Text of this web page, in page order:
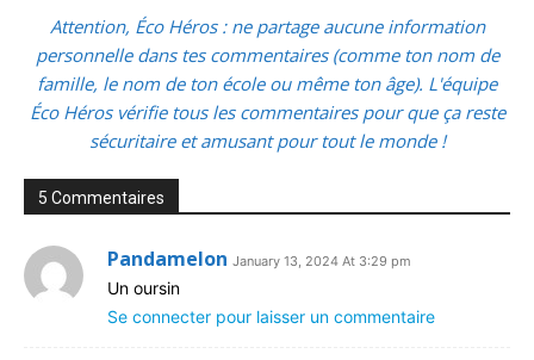
Attention, Éco Héros : ne partage aucune information
personnelle dans tes commentaires (comme ton nom de
famille, le nom de ton école ou même ton âge). L'équipe
Éco Héros vérifie tous les commentaires pour que ça reste
sécuritaire et amusant pour tout le monde !
5 Commentaires
Pandamelon January 13, 2024 At 3:29 pm
Un oursin
Se connecter pour laisser un commentaire